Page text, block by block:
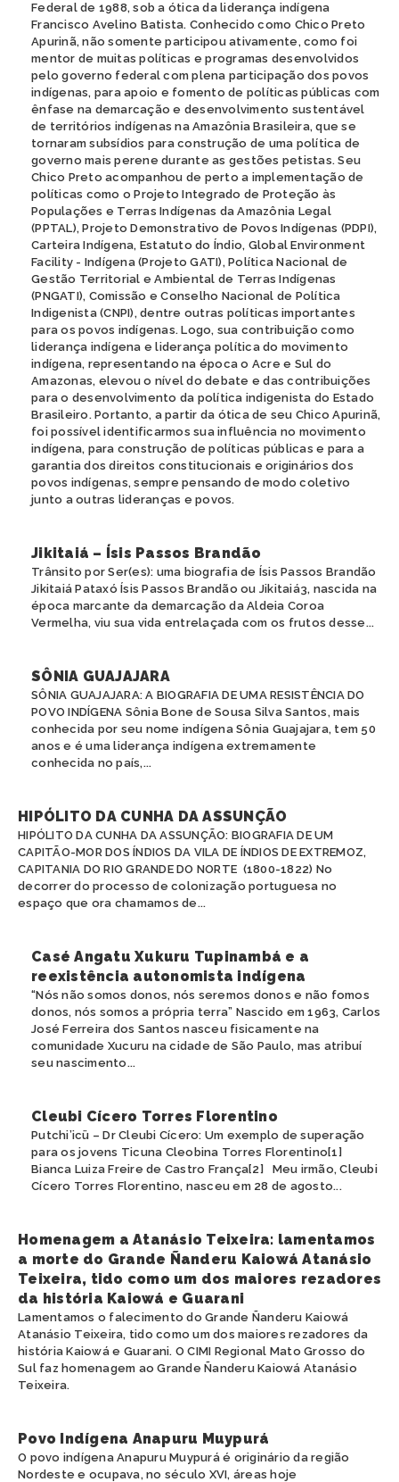
Federal de 1988, sob a ótica da liderança indígena
Francisco Avelino Batista. Conhecido como Chico Preto
Apurinã, não somente participou ativamente, como foi
mentor de muitas políticas e programas desenvolvidos
pelo governo federal com plena participação dos povos
indígenas, para apoio e fomento de políticas públicas com
ênfase na demarcação e desenvolvimento sustentável
de territórios indígenas na Amazônia Brasileira, que se
tornaram subsídios para construção de uma política de
governo mais perene durante as gestões petistas. Seu
Chico Preto acompanhou de perto a implementação de
políticas como o Projeto Integrado de Proteção às
Populações e Terras Indígenas da Amazônia Legal
(PPTAL), Projeto Demonstrativo de Povos Indígenas (PDPI),
Carteira Indígena, Estatuto do Índio, Global Environment
Facility - Indígena (Projeto GATI), Política Nacional de
Gestão Territorial e Ambiental de Terras Indígenas
(PNGATI), Comissão e Conselho Nacional de Política
Indigenista (CNPI), dentre outras políticas importantes
para os povos indígenas. Logo, sua contribuição como
liderança indígena e liderança política do movimento
indígena, representando na época o Acre e Sul do
Amazonas, elevou o nível do debate e das contribuições
para o desenvolvimento da política indigenista do Estado
Brasileiro. Portanto, a partir da ótica de seu Chico Apurinã,
foi possível identificarmos sua influência no movimento
indígena, para construção de políticas públicas e para a
garantia dos direitos constitucionais e originários dos
povos indígenas, sempre pensando de modo coletivo
junto a outras lideranças e povos.
Jikitaiá – Ísis Passos Brandão
Trânsito por Ser(es): uma biografia de Ísis Passos Brandão
Jikitaiá Pataxó Ísis Passos Brandão ou Jikitaiá3, nascida na
época marcante da demarcação da Aldeia Coroa
Vermelha, viu sua vida entrelaçada com os frutos desse...
SÔNIA GUAJAJARA
SÔNIA GUAJAJARA: A BIOGRAFIA DE UMA RESISTÊNCIA DO
POVO INDÍGENA Sônia Bone de Sousa Silva Santos, mais
conhecida por seu nome indígena Sônia Guajajara, tem 50
anos e é uma liderança indígena extremamente
conhecida no país,...
HIPÓLITO DA CUNHA DA ASSUNÇÃO
HIPÓLITO DA CUNHA DA ASSUNÇÃO: BIOGRAFIA DE UM
CAPITÃO-MOR DOS ÍNDIOS DA VILA DE ÍNDIOS DE EXTREMOZ,
CAPITANIA DO RIO GRANDE DO NORTE (1800-1822) No
decorrer do processo de colonização portuguesa no
espaço que ora chamamos de...
Casé Angatu Xukuru Tupinambá e a
reexistência autonomista indígena
“Nós não somos donos, nós seremos donos e não fomos
donos, nós somos a própria terra” Nascido em 1963, Carlos
José Ferreira dos Santos nasceu fisicamente na
comunidade Xucuru na cidade de São Paulo, mas atribuí
seu nascimento...
Cleubi Cícero Torres Florentino
Putchi’icü – Dr Cleubi Cícero: Um exemplo de superação
para os jovens Ticuna Cleobina Torres Florentino[1]
Bianca Luiza Freire de Castro França[2] Meu irmão, Cleubi
Cícero Torres Florentino, nasceu em 28 de agosto...
Homenagem a Atanásio Teixeira: lamentamos
a morte do Grande Ñanderu Kaiowá Atanásio
Teixeira, tido como um dos maiores rezadores
da história Kaiowá e Guarani
Lamentamos o falecimento do Grande Ñanderu Kaiowá
Atanásio Teixeira, tido como um dos maiores rezadores da
história Kaiowá e Guarani. O CIMI Regional Mato Grosso do
Sul faz homenagem ao Grande Ñanderu Kaiowá Atanásio
Teixeira.
Povo Indígena Anapuru Muypurá
O povo indígena Anapuru Muypurá é originário da região
Nordeste e ocupava, no século XVI, áreas hoje